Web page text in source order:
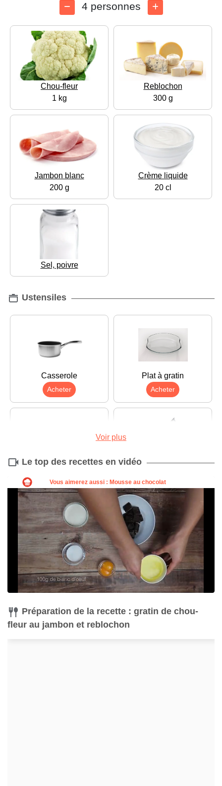
4 personnes
Chou-fleur
1 kg
Reblochon
300 g
Jambon blanc
200 g
Crème liquide
20 cl
Sel, poivre
Ustensiles
Casserole
Acheter
Plat à gratin
Acheter
Planche à découper
Acheter Acheter
Voir plus
Le top des recettes en vidéo
Préparation de la recette : gratin de chou-
fleur au jambon et reblochon